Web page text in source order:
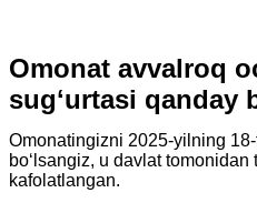
Omonat avvalroq
sugʻurtasi qanday
Omonatingizni 2025-yilning
boʻlsangiz, u davlat
kafolatlangan.